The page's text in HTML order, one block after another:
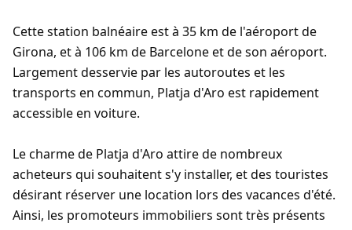
Cette station balnéaire est à 35 km de l'aéroport de
Girona, et à 106 km de Barcelone et de son aéroport.
Largement desservie par les autoroutes et les
transports en commun, Platja d'Aro est rapidement
accessible en voiture.
Le charme de Platja d'Aro attire de nombreux
acheteurs qui souhaitent s'y installer, et des touristes
désirant réserver une location lors des vacances d'été.
Ainsi, les promoteurs immobiliers sont très présents